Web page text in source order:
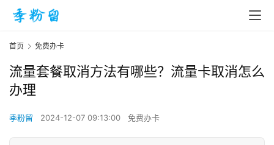
首页 免费办卡
流量套餐取消方法有哪些？流量卡取消怎么
办理
季粉留 2024-12-07 09:13:00 免费办卡